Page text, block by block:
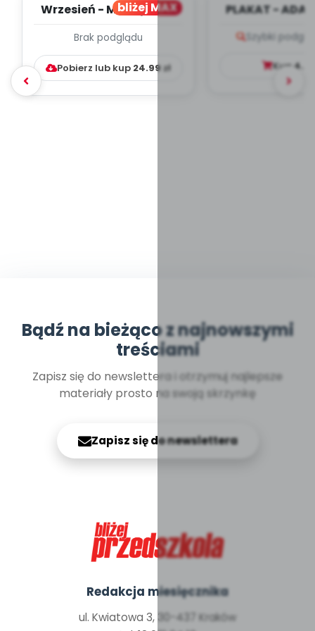
bliżej MAX
Wrzesień - MIESIĘCZNY
WYCHOWAWCZO –
DYDAKTYC...
Brak podglądu
Pobierz lub kup 24.99zł
PLAKAT -
Szybki
Kup
Bądź na bieżąco z najnowszymi
treściami
Zapisz się do newslettera i otrzymuj najlepsze
materiały prosto na swoją skrzynkę
Zapisz się do newslettera
Redakcja miesięcznika
ul. Kwiatowa 3, 30-437 Kraków